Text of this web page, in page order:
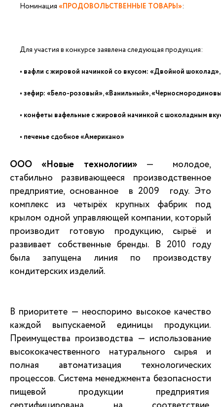
Номинация «ПРОДОВОЛЬСТВЕННЫЕ ТОВАРЫ»:
Для участия в конкурсе заявлена следующая продукция:
• вафли с жировой начинкой со вкусом: «Двойной
• зефир: «Бело-розовый», «Ванильный»,
• конфеты вафельные с жировой начинкой с шоколадным
• печенье сдобное «Американо»
ООО «Новые технологии»— молодое,
стабильно развивающееся производственное
предприятие, основанное в 2009 году. Это
комплекс из четырёх крупных фабрик под
крылом одной управляющей компании, который
производит готовую продукцию, сырьё и
развивает собственные бренды. В 2010 году
была запущена линия по производству
кондитерских изделий.
В приоритете — неоспоримо высокое качество
каждой выпускаемой единицы продукции.
Преимущества производства — использование
высококачественного натурального сырья и
полная автоматизация технологических
процессов. Система менеджмента безопасности
пищевой продукции предприятия